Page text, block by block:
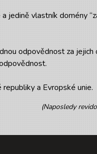
jedině vlastník domény
odpovědnost za jejich
a Evropské unie.
(Naposledy